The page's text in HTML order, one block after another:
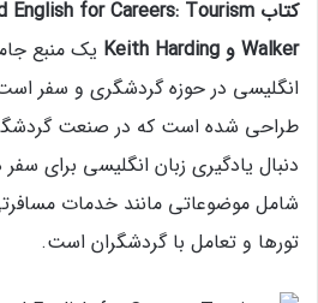
کتاب Oxford English for Careers: Tourism
Walker و Keith Harding
یک منبع
انگلیسی در حوزه گردشگری و سفر
طراحی شده است که در صنعت
دنبال یادگیری زبان انگلیسی برای
شامل موضوعاتی مانند خدمات
تورها و تعامل با گردشگران است.